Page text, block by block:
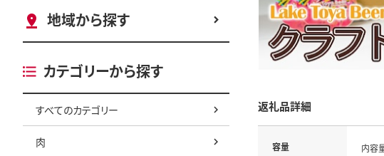
地域から探す
カテゴリーから探す
すべてのカテゴリー
肉
返礼品詳細
容量
内容